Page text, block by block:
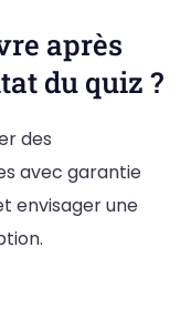
après
du quiz ?
des
avec garantie
envisager une